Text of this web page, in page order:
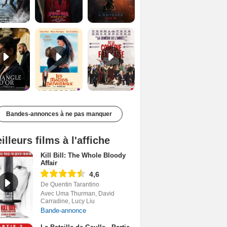
Le Triangle d'or Bande-annonce VF De la Comédie-Française Teaser VF
Bandes-annonces à ne pas manquer
films à l'affiche
Kill Bill: The Whole Bloody
Affair
4,6
De Quentin Tarantino
Avec Uma Thurman, David
Carradine, Lucy Liu
Bande-annonce